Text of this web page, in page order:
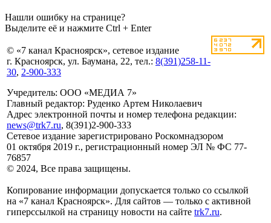
Нашли ошибку на странице?
Выделите её и нажмите Ctrl + Enter
© «7 канал Красноярск», сетевое издание
г. Красноярск, ул. Баумана, 22, тел.: 8(391)258-11-
30, 2-900-333
Учредитель: ООО «МЕДИА 7»
Главный редактор: Руденко Артем Николаевич
Адрес электронной почты и номер телефона редакции:
news@trk7.ru, 8(391)2-900-333
Сетевое издание зарегистрировано Роскомнадзором
01 октября 2019 г., регистрационный номер ЭЛ № ФС 77-
76857
© 2024, Все права защищены.
Копирование информации допускается только со ссылкой
на «7 канал Красноярск». Для сайтов — только с активной
гиперссылкой на страницу новости на сайте trk7.ru.